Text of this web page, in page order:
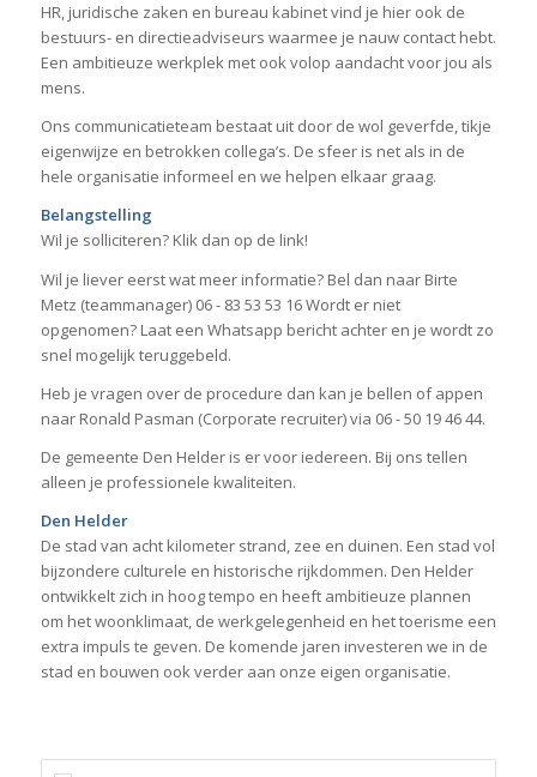
HR, juridische zaken en bureau kabinet vind je hier ook de
bestuurs- en directieadviseurs waarmee je nauw contact hebt.
Een ambitieuze werkplek met ook volop aandacht voor jou als
mens.
Ons communicatieteam bestaat uit door de wol geverfde, tikje
eigenwijze en betrokken collega’s. De sfeer is net als in de
hele organisatie informeel en we helpen elkaar graag.
Belangstelling
Wil je solliciteren? Klik dan op de link!
Wil je liever eerst wat meer informatie? Bel dan naar Birte
Metz (teammanager) 06 - 83 53 53 16 Wordt er niet
opgenomen? Laat een Whatsapp bericht achter en je wordt zo
snel mogelijk teruggebeld.
Heb je vragen over de procedure dan kan je bellen of appen
naar Ronald Pasman (Corporate recruiter) via 06 - 50 19 46 44.
De gemeente Den Helder is er voor iedereen. Bij ons tellen
alleen je professionele kwaliteiten.
Den Helder
De stad van acht kilometer strand, zee en duinen. Een stad vol
bijzondere culturele en historische rijkdommen. Den Helder
ontwikkelt zich in hoog tempo en heeft ambitieuze plannen
om het woonklimaat, de werkgelegenheid en het toerisme een
extra impuls te geven. De komende jaren investeren we in de
stad en bouwen ook verder aan onze eigen organisatie.